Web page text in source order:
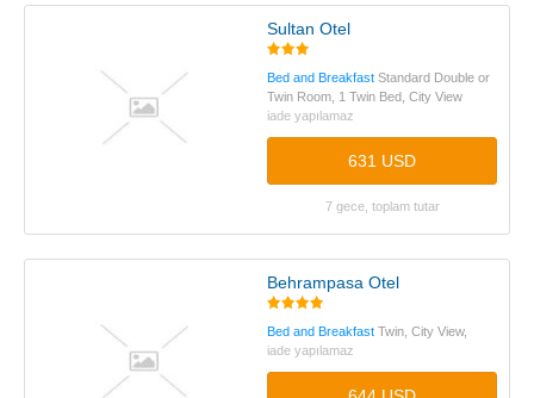
Sultan Otel
Bed and Breakfast Standard Double or
Twin Room, 1 Twin Bed, City View
iade yapılamaz
631 USD
7 gece, toplam tutar
Behrampasa Otel
Bed and Breakfast Twin, City View,
iade yapılamaz